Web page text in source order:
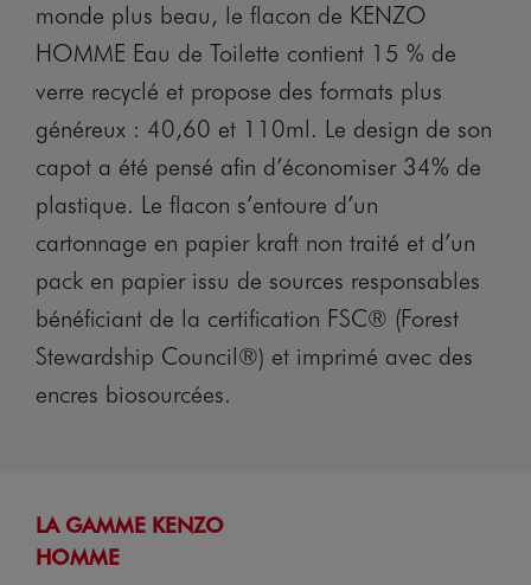
monde plus beau, le flacon de KENZO
HOMME Eau de Toilette contient 15 % de
verre recyclé et propose des formats plus
généreux : 40,60 et 110ml. Le design de son
capot a été pensé afin d’économiser 34% de
plastique. Le flacon s’entoure d’un
cartonnage en papier kraft non traité et d’un
pack en papier issu de sources responsables
bénéficiant de la certification FSC® (Forest
Stewardship Council®) et imprimé avec des
encres biosourcées.
LA GAMME KENZO
HOMME